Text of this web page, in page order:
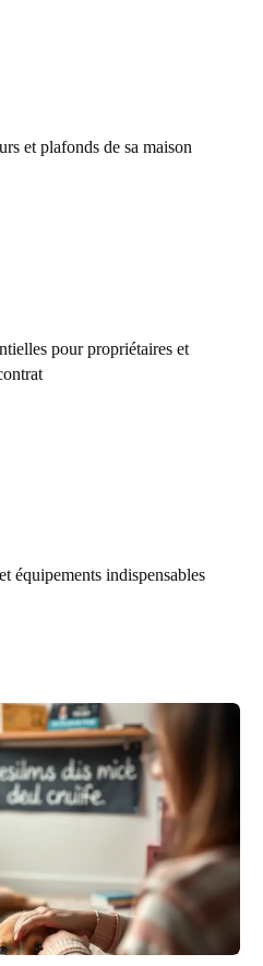
et plafonds de sa maison
pour propriétaires et
équipements indispensables